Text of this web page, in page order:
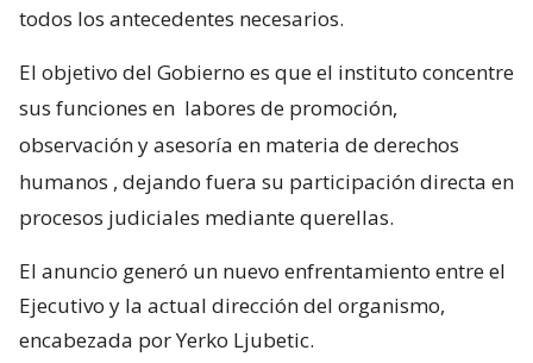
todos los antecedentes necesarios.
El objetivo del Gobierno es que el instituto concentre
sus funciones en labores de promoción,
observación y asesoría en materia de derechos
humanos , dejando fuera su participación directa en
procesos judiciales mediante querellas.
El anuncio generó un nuevo enfrentamiento entre el
Ejecutivo y la actual dirección del organismo,
encabezada por Yerko Ljubetic.